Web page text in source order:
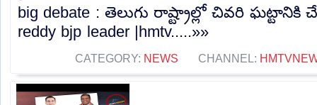
big debate : తెలుగు రాష్ట్రాల్లో చివరి ఘట్టానికి
reddy bjp leader |hmtv.....»»
CATEGORY: NEWS CHANNEL: